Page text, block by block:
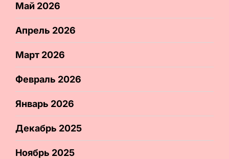
Май 2026
Апрель 2026
Март 2026
Февраль 2026
Январь 2026
Декабрь 2025
Ноябрь 2025